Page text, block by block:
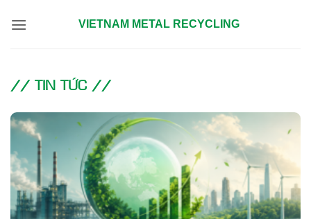
qua
VIETNAM METAL RECYCLING
// TIN TỨC //